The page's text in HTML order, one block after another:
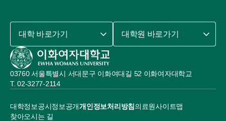
대학정보공시정보공개개인정보처리방침의료원사이트맵
찾아오시는 길
03760 서울특별시 서대문구 이화여대길 52 이화여자대학교
02-3277-2114
대학 바로가기 대학원 바로가기